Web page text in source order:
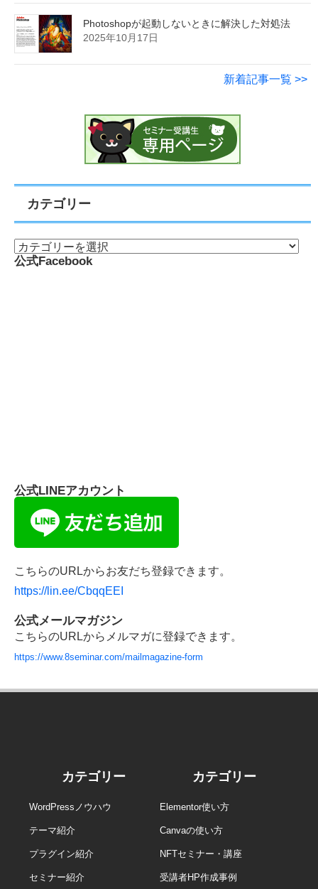
Photoshopが起動しないときに解決した対処法
2025年10月17日
新着記事一覧 >>
カテゴリー
公式Facebook
公式LINEアカウント
こちらのURLからお友だち登録できます。
https://lin.ee/CbqqEEI
公式メールマガジン
こちらのURLからメルマガに登録できます。
https://www.8seminar.com/mailmagazine-form
カテゴリー
WordPressノウハウ
テーマ紹介
プラグイン紹介
セミナー紹介
カテゴリー
Elementor使い方
Canvaの使い方
NFTセミナー・講座
受講者HP作成事例